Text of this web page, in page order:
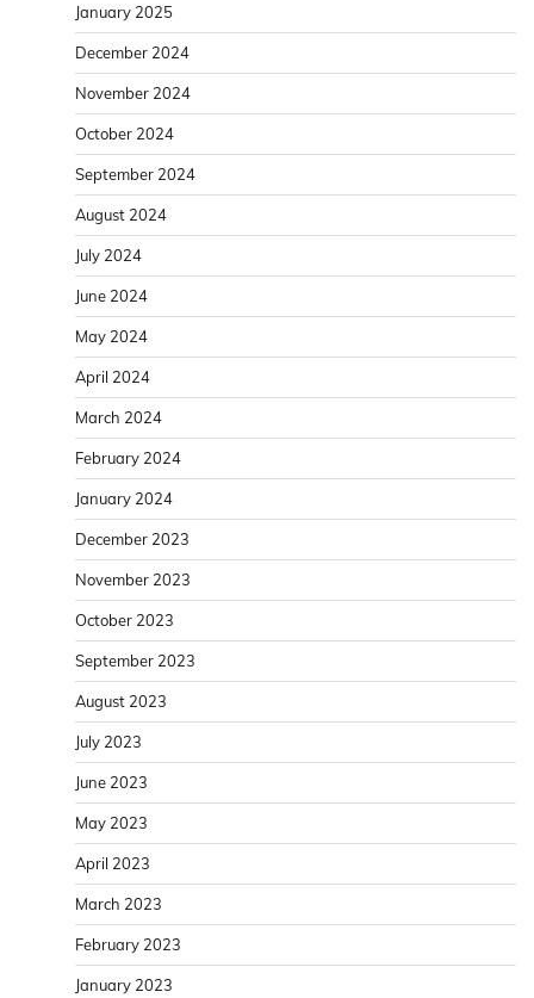
January 2025
December 2024
November 2024
October 2024
September 2024
August 2024
July 2024
June 2024
May 2024
April 2024
March 2024
February 2024
January 2024
December 2023
November 2023
October 2023
September 2023
August 2023
July 2023
June 2023
May 2023
April 2023
March 2023
February 2023
January 2023